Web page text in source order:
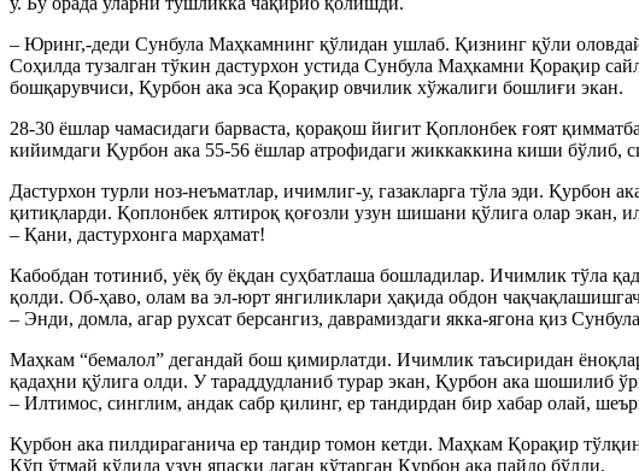
– Юринг,-деди Cунбула Маҳкамнинг қўлидан ушлаб. Қизнинг қўли
Cоҳилда тузалган тўкин дастурхон устида Cунбула Маҳкамни Қорақир
бошқарувчиси, Қурбон ака эса Қорақир овчилик хўжалиги бошлиғи экан.
28-30 ёшлар чамасидаги барваста, қорақош йигит Қоплонбек ғоят
кийимдаги Қурбон ака 55-56 ёшлар атрофидаги жиккаккина киши бўлиб,
Дастурхон турли ноз-неъматлар, ичимлиг-у, газакларга тўла эди. Қурбон
қитиқларди. Қоплонбек ялтироқ қоғозли узун шишани қўлига олар экан,
– Қани, дастурхонга марҳамат!
Кабобдан тотиниб, уёқ бу ёқдан суҳбатлаша бошладилар. Ичимлик тўла
қолди. Об-ҳаво, олам ва эл-юрт янгиликлари ҳақида обдон
– Энди, домла, агар рухсат берсангиз, даврамиздаги якка-ягона қиз
Маҳкам “бемалол” дегандай бош қимирлатди. Ичимлик таъсиридан
қадаҳни қўлига олди. У тараддудланиб турар экан, Қурбон ака шошилиб
– Илтимос, синглим, андак сабр қилинг, ер тандирдан бир хабар олай,
Қурбон ака пилдираганича ер тандир томон кетди. Маҳкам Қорақир
Кўп ўтмай қўлида узун япасқи лаган кўтарган Қурбон ака пайдо бўлди.